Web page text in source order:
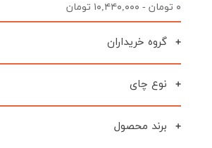
۰ تومان - ۱۰,۴۴۰,۰۰۰ تومان
گروه خریداران
نوع چای
برند محصول